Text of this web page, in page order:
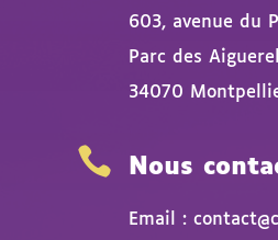
603, avenue du
Parc des
34070
 Nous
Email :